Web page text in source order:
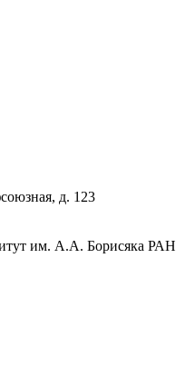
д. 123
им. А.А. Борисяка РАН